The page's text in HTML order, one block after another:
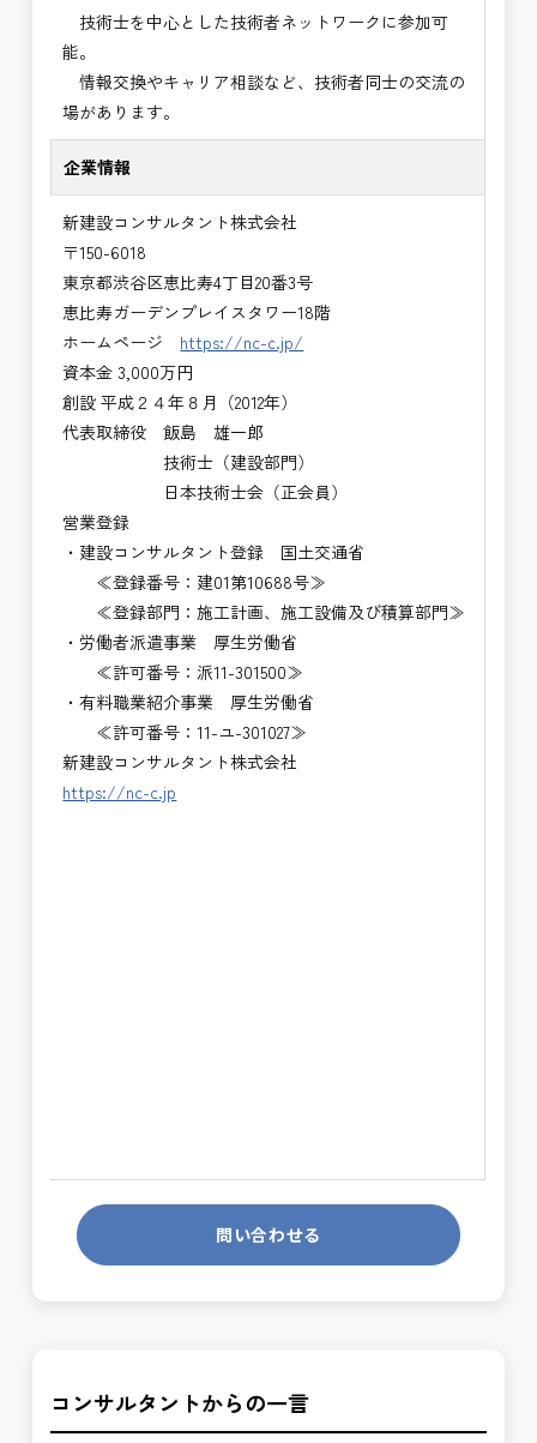
技術士を中心とした技術者ネットワークに参加可
能。
情報交換やキャリア相談など、技術者同士の交流の
場があります。
企業情報
新建設コンサルタント株式会社
〒150-6018
東京都渋谷区恵比寿4丁目20番3号
恵比寿ガーデンプレイスタワー18階
ホームページ https://nc-c.jp/
資本金 3,000万円
創設 平成２４年８月（2012年）
代表取締役 飯島 雄一郎
技術士（建設部門）
日本技術士会（正会員）
営業登録
・建設コンサルタント登録 国土交通省
≪登録番号：建01第10688号≫
≪登録部門：施工計画、施工設備及び積算部門≫
・労働者派遣事業 厚生労働省
≪許可番号：派11-301500≫
・有料職業紹介事業 厚生労働省
≪許可番号：11-ユ-301027≫
新建設コンサルタント株式会社
https://nc-c.jp
問い合わせる
コンサルタントからの一言